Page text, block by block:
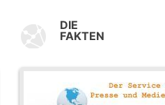
DIE
FAKTEN